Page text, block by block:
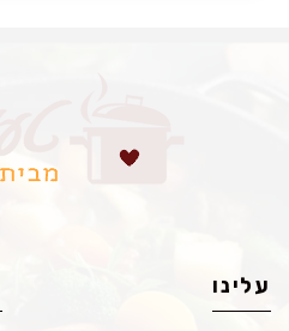
עלינו